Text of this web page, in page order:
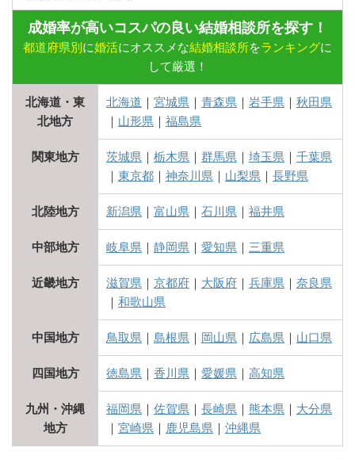
成婚率が高いコスパの良い結婚相談所を探す！
都道府県別に婚活にオススメな結婚相談所をランキングに
して厳選！
北海道・東
北地方
北海道 ｜ 宮城県 ｜ 青森県 ｜ 岩手県 ｜ 秋田県
｜ 山形県 ｜ 福島県
関東地方 茨城県 ｜ 栃木県 ｜ 群馬県 ｜ 埼玉県 ｜ 千葉県
｜ 東京都 ｜ 神奈川県 ｜ 山梨県 ｜ 長野県
北陸地方 新潟県 ｜ 富山県 ｜ 石川県 ｜ 福井県
中部地方 岐阜県 ｜ 静岡県 ｜ 愛知県 ｜ 三重県
近畿地方 滋賀県 ｜ 京都府 ｜ 大阪府 ｜ 兵庫県 ｜ 奈良県
｜ 和歌山県
中国地方 鳥取県 ｜ 島根県 ｜ 岡山県 ｜ 広島県 ｜ 山口県
四国地方 徳島県 ｜ 香川県 ｜ 愛媛県 ｜ 高知県
九州・沖縄
地方
福岡県 ｜ 佐賀県 ｜ 長崎県 ｜ 熊本県 ｜ 大分県
｜ 宮崎県 ｜ 鹿児島県 ｜ 沖縄県